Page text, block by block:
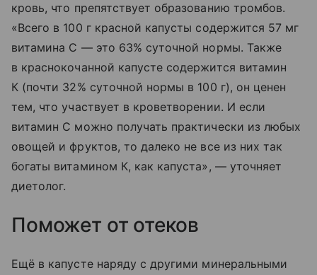
кровь, что препятствует образованию тромбов.
«Всего в 100 г красной капусты содержится 57 мг
витамина С — это 63% суточной нормы. Также
в краснокочанной капусте содержится витамин
К (почти 32% суточной нормы в 100 г), он ценен
тем, что участвует в кроветворении. И если
витамин С можно получать практически из любых
овощей и фруктов, то далеко не все из них так
богаты витамином К, как капуста», — уточняет
диетолог.
Поможет от отеков
Ещё в капусте наряду с другими минеральными